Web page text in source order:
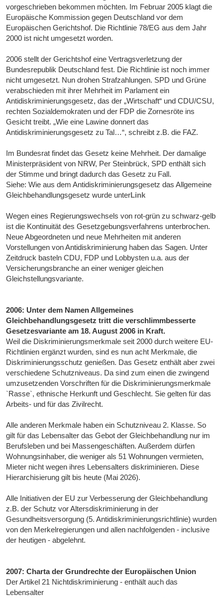
vorgeschrieben bekommen möchten. Im Februar 2005 klagt die
Europäische Kommission gegen Deutschland vor dem
Europäischen Gerichtshof. Die Richtlinie 78/EG aus dem Jahr
2000 ist nicht umgesetzt worden.
2006 stellt der Gerichtshof eine Vertragsverletzung der
Bundesrepublik Deutschland fest. Die Richtlinie ist noch immer
nicht umgesetzt. Nun drohen Strafzahlungen. SPD und Grüne
verabschieden mit ihrer Mehrheit im Parlament ein
Antidiskriminierungsgesetz, das der „Wirtschaft“ und CDU/CSU,
rechten Sozialdemokraten und der FDP die Zornesröte ins
Gesicht treibt. „Wie eine Lawine donnert das
Antidiskriminierungsgesetz zu Tal…“, schreibt z.B. die FAZ.
Im Bundesrat findet das Gesetz keine Mehrheit. Der damalige
Ministerpräsident von NRW, Per Steinbrück, SPD enthält sich
der Stimme und bringt dadurch das Gesetz zu Fall.
Siehe: Wie aus dem Antidiskriminierungsgesetz das Allgemeine
Gleichbehandlungsgesetz wurde unterLink
Wegen eines Regierungswechsels von rot-grün zu schwarz-gelb
ist die Kontinuität des Gesetzgebungsverfahrens unterbrochen.
Neue Abgeordneten und neue Mehrheiten mit anderen
Vorstellungen von Antidiskriminierung haben das Sagen. Unter
Zeitdruck basteln CDU, FDP und Lobbysten u.a. aus der
Versicherungsbranche an einer weniger gleichen
Gleichstellungsvariante.
2006: Unter dem Namen Allgemeines
Gleichbehandlungsgesetz tritt die verschlimmbesserte
Gesetzesvariante am 18. August 2006 in Kraft.
Weil die Diskriminierungsmerkmale seit 2000 durch weitere EU-
Richtlinien ergänzt wurden, sind es nun acht Merkmale, die
Diskriminierungsschutz genießen. Das Gesetz enthält aber zwei
verschiedene Schutzniveaus. Da sind zum einen die zwingend
umzusetzenden Vorschriften für die Diskriminierungsmerkmale
`Rasse`, ethnische Herkunft und Geschlecht. Sie gelten für das
Arbeits- und für das Zivilrecht.
Alle anderen Merkmale haben ein Schutzniveau 2. Klasse. So
gilt für das Lebensalter das Gebot der Gleichbehandlung nur im
Berufsleben und bei Massengeschäften. Außerdem dürfen
Wohnungsinhaber, die weniger als 51 Wohnungen vermieten,
Mieter nicht wegen ihres Lebensalters diskriminieren. Diese
Hierarchisierung gilt bis heute (Mai 2026).
Alle Initiativen der EU zur Verbesserung der Gleichbehandlung
z.B. der Schutz vor Altersdiskriminierung in der
Gesundheitsversorgung (5. Antidiskriminierungsrichtlinie) wurden
von den Merkelregierungen und allen nachfolgenden - inclusive
der heutigen - abgelehnt.
2007: Charta der Grundrechte der Europäischen Union
Der Artikel 21 Nichtdiskriminierung - enthält auch das
Lebensalter